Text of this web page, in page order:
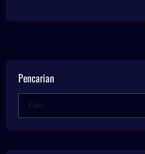
Pencarian